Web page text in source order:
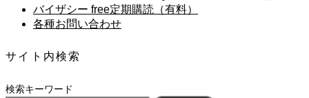
バイザシー free定期購読（有料）
各種お問い合わせ
サイト内検索
検索キーワード